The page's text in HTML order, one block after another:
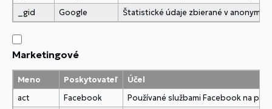
_gid
Google Štatistické údaje zbierané v
Marketingové
Meno Poskytovateľ
Účel
act
Facebook
Používané službami Facebook na